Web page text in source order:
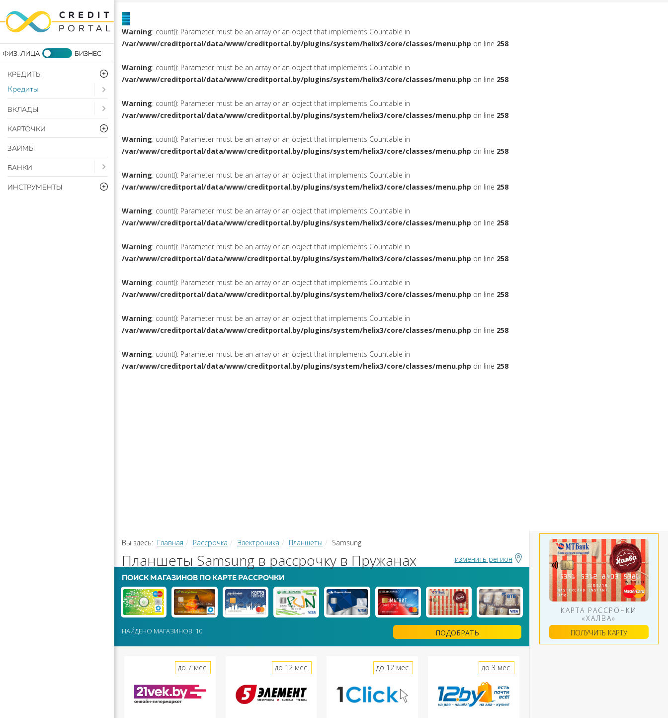
КРЕДИТЫ
Open submenu ( Кредиты)
Кредиты
Open submenu ( Вклады)
ВКЛАДЫ
КАРТОЧКИ
ЗАЙМЫ
Open submenu ( Банки)
БАНКИ
ИНСТРУМЕНТЫ
Warning: count(): Parameter must be an array or an object that implements Countable in
/var/www/creditportal/data/www/creditportal.by/plugins/system/helix3/core/classes/menu.php on line 258
Warning: count(): Parameter must be an array or an object that implements Countable in
/var/www/creditportal/data/www/creditportal.by/plugins/system/helix3/core/classes/menu.php on line 258
Warning: count(): Parameter must be an array or an object that implements Countable in
/var/www/creditportal/data/www/creditportal.by/plugins/system/helix3/core/classes/menu.php on line 258
Warning: count(): Parameter must be an array or an object that implements Countable in
/var/www/creditportal/data/www/creditportal.by/plugins/system/helix3/core/classes/menu.php on line 258
Warning: count(): Parameter must be an array or an object that implements Countable in
/var/www/creditportal/data/www/creditportal.by/plugins/system/helix3/core/classes/menu.php on line 258
Warning: count(): Parameter must be an array or an object that implements Countable in
/var/www/creditportal/data/www/creditportal.by/plugins/system/helix3/core/classes/menu.php on line 258
Warning: count(): Parameter must be an array or an object that implements Countable in
/var/www/creditportal/data/www/creditportal.by/plugins/system/helix3/core/classes/menu.php on line 258
Warning: count(): Parameter must be an array or an object that implements Countable in
/var/www/creditportal/data/www/creditportal.by/plugins/system/helix3/core/classes/menu.php on line 258
Warning: count(): Parameter must be an array or an object that implements Countable in
/var/www/creditportal/data/www/creditportal.by/plugins/system/helix3/core/classes/menu.php on line 258
Warning: count(): Parameter must be an array or an object that implements Countable in
/var/www/creditportal/data/www/creditportal.by/plugins/system/helix3/core/classes/menu.php on line 258
Вы здесь: Главная Рассрочка Электроника Планшеты Samsung
Планшеты Samsung в рассрочку в Пружанах изменить регион
ПОИСК МАГАЗИНОВ ПО КАРТЕ РАССРОЧКИ
НАЙДЕНО МАГАЗИНОВ: 10 ПОДОБРАТЬ
до 7 мес. до 12 мес. до 12 мес. до 3 мес.
КАРТА РАССРОЧКИ
«ХАЛВА»
ПОЛУЧИТЬ КАРТУ